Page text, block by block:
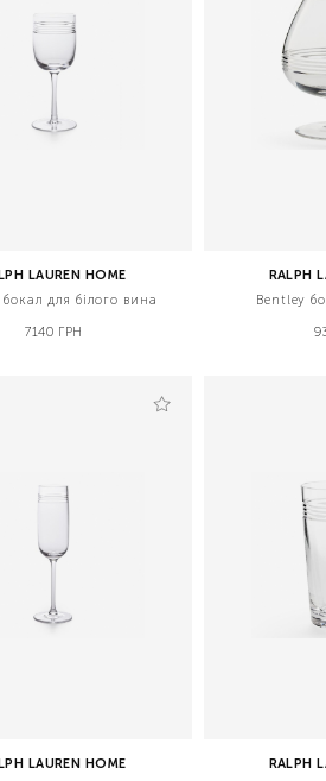
LAUREN HOME
для білого вина
7140 ГРН
RALPH
Bentley
LAUREN HOME
RALPH